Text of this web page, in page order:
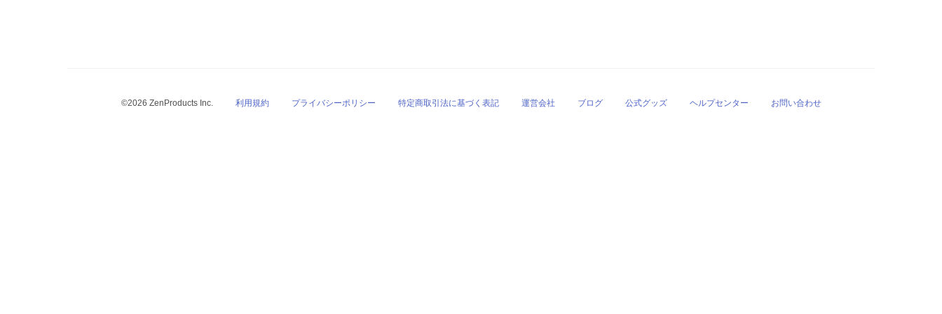
©2026 ZenProducts Inc. 利用規約 プライバシーポリシー 特定商取引法に基づく表記 運営会社 ブログ 公式グッズ ヘルプセンター お問い合わせ